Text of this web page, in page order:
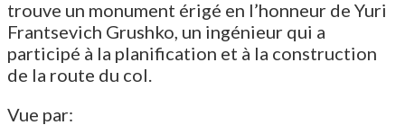
trouve un monument érigé en l’honneur de Yuri
Frantsevich Grushko, un ingénieur qui a
participé à la planification et à la construction
de la route du col.
Vue par: